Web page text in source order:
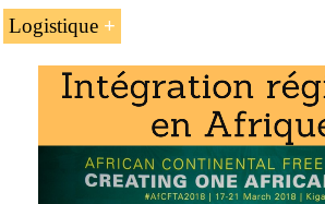
Master en affaires internationales ,
international.
Logistique
Les corridors de transport
corridor de transport
Lecorridor de transport